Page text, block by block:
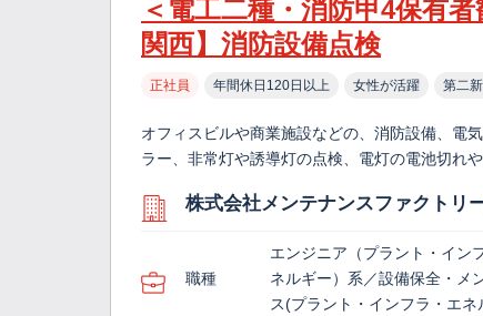
＜電工二種・消防甲4保有
関西】消防設備点検
正社員 年間休日120日以上 女性が活躍 第二
オフィスビルや商業施設などの、消防設備、電
ラー、非常灯や誘導灯の点検、電灯の電池切れ
株式会社メンテナンスファクトリ
職種
エンジニア（プラント・イン
ネルギー）系／設備保全・メ
ス(プラント・インフラ・エネ